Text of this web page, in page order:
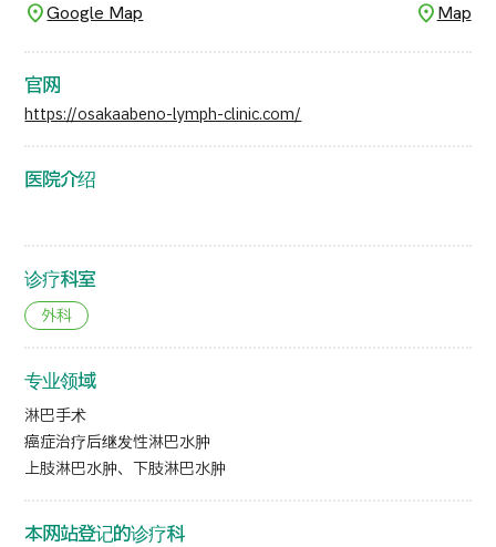
Google Map
Map
官网
https://osakaabeno-lymph-clinic.com/
医院介绍
诊疗科室
外科
专业领域
淋巴手术
癌症治疗后继发性淋巴水肿
上肢淋巴水肿、下肢淋巴水肿
本网站登记的诊疗科